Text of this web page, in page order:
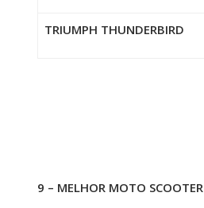
TRIUMPH THUNDERBIRD
9 – MELHOR MOTO SCOOTER